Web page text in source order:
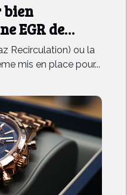
bien
EGR de
Recirculation) ou la
mis en place pour...